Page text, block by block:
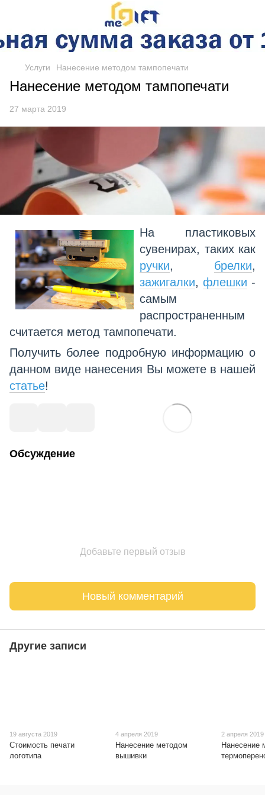
Услуги Нанесение методом тампопечати
Нанесение методом тампопечати
27 марта 2019
На пластиковых
сувенирах, таких как
ручки, брелки,
зажигалки, флешки -
самым
распространенным
считается метод тампопечати.
Получить более подробную информацию о
данном виде нанесения Вы можете в нашей
статье!
Обсуждение
Добавьте первый отзыв
Новый комментарий
Другие записи
19 августа 2019
Стоимость печати
логотипа
4 апреля 2019
Нанесение методом
вышивки
2 апреля 2019
Нанесение